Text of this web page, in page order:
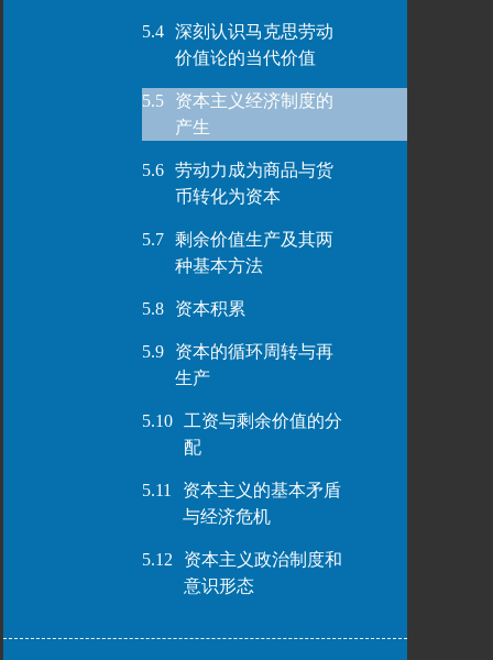
5.4
深刻认识马克思劳动
价值论的当代价值
5.5
资本主义经济制度的
产生
5.6
劳动力成为商品与货
币转化为资本
5.7
剩余价值生产及其两
种基本方法
5.8 资本积累
5.9
资本的循环周转与再
生产
5.10
工资与剩余价值的分
配
5.11
资本主义的基本矛盾
与经济危机
5.12
资本主义政治制度和
意识形态